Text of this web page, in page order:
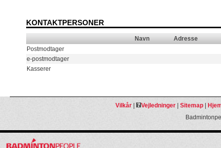
KONTAKTPERSONER
Navn
Adresse
Postmodtager
e-postmodtager
Kasserer
Vilkår| Vejledninger| Sitemap|